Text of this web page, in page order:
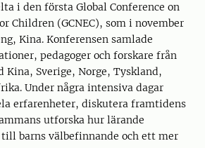
i den första Global Conference on
Children (GCNEC), som i november
Kina. Konferensen samlade
pedagoger och forskare från
Kina, Sverige, Norge, Tyskland,
Under några intensiva dagar
erfarenheter, diskutera framtidens
utforska hur lärande
barns välbefinnande och ett mer